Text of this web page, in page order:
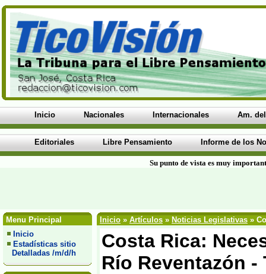
Inicio Nacionales Internacionales Am.
Editoriales Libre Pensamiento Informe de los
Su punto de vista es muy
Menu Principal
Inicio
Estadísticas sitio
Detalladas /m/d/h
Inicio » Artículos » Noticias Legislativas »
Costa Rica:
Río Reventazón -